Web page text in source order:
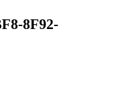
8F92-